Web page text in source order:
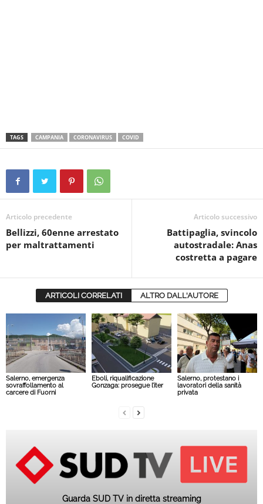
TAGS CAMPANIA CORONAVIRUS COVID
Articolo precedente
Bellizzi, 60enne arrestato
per maltrattamenti
Articolo successivo
Battipaglia, svincolo
autostradale: Anas
costretta a pagare
ARTICOLI CORRELATI ALTRO DALL'AUTORE
Salerno, emergenza
sovraffollamento al
carcere di Fuorni
Eboli, riqualificazione
Gonzaga: prosegue l’iter
Salerno, protestano i
lavoratori della sanità
privata
Guarda SUD TV in diretta streaming